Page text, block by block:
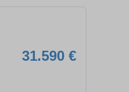
31.590 €